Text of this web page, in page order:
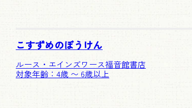
こすずめのぼうけん
ルース・エインズワース福音館書店
対象年齢：4歳 〜 6歳以上